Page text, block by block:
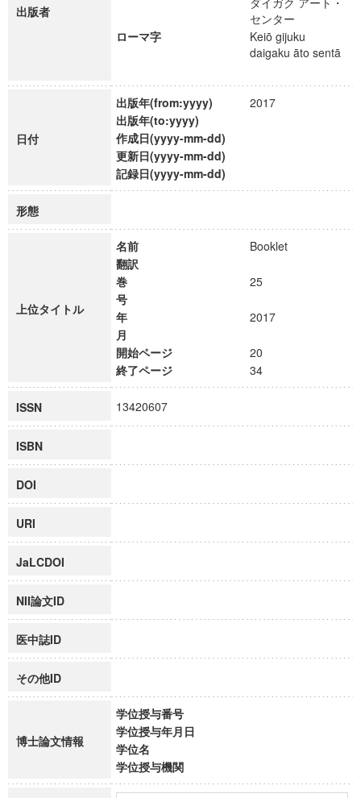
出版者
センター
ローマ字
Keiō gijuku
daigaku āto sentā
日付
出版年(from:yyyy)
2017
出版年(to:yyyy)
作成日(yyyy-mm-dd)
更新日(yyyy-mm-dd)
記録日(yyyy-mm-dd)
形態
上位タイトル
名前
Booklet
翻訳
巻
25
号
年
2017
月
開始ページ
20
終了ページ
34
ISSN 13420607
ISBN
DOI
URI
JaLCDOI
NII論文ID
医中誌ID
その他ID
博士論文情報
学位授与番号
学位授与年月日
学位名
学位授与機関